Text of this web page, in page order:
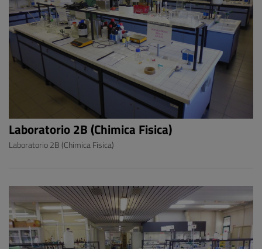
Laboratorio 2B (Chimica Fisica)
Laboratorio 2B (Chimica Fisica)